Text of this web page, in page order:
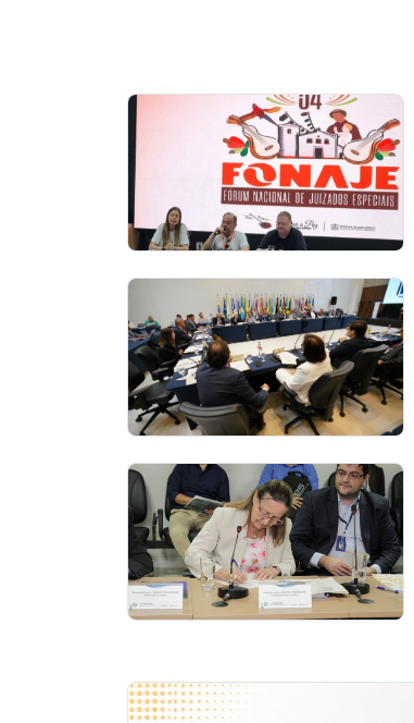
Notícias